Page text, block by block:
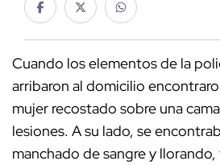
Cuando los elementos de la
arribaron al domicilio
mujer recostado sobre una
lesiones. A su lado, se
manchado de sangre y